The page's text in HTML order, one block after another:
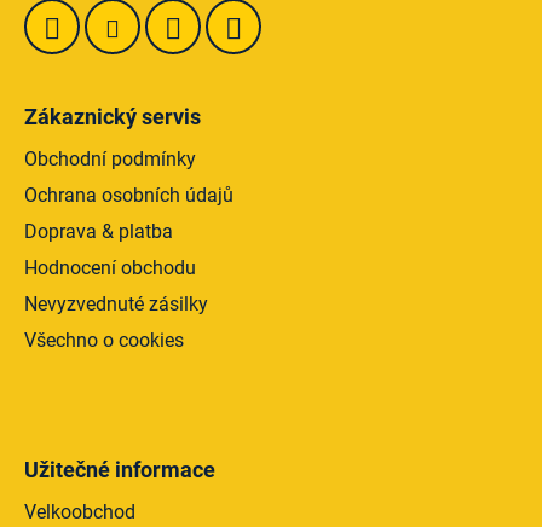
Zákaznický servis
Obchodní podmínky
Ochrana osobních údajů
Doprava & platba
Hodnocení obchodu
Nevyzvednuté zásilky
Všechno o cookies
Užitečné informace
Velkoobchod